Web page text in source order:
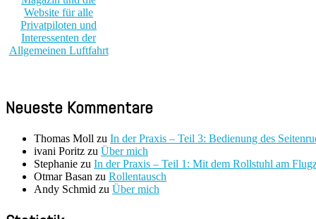
Neueste Kommentare
Thomas Moll zu In der Praxis – Teil 3: Bedienung des
ivani Poritz zu Über mich
Stephanie zu In der Praxis – Teil 1: Mit dem Rollstuhl am
Otmar Basan zu Rollentausch
Andy Schmid zu Über mich